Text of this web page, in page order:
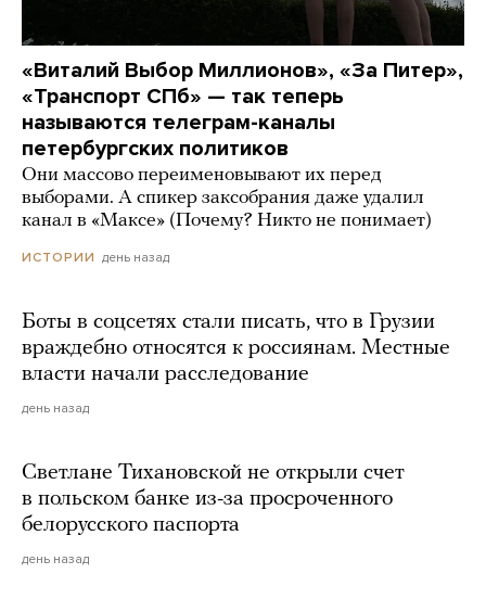
«Виталий Выбор Миллионов», «За Питер»,
«Транспорт СПб» — так теперь
называются телеграм-каналы
петербургских политиков
Они массово переименовывают их перед
выборами. А спикер заксобрания даже удалил
канал в «Максе» (Почему? Никто не понимает)
ИСТОРИИ день назад
Боты в соцсетях стали писать, что в Грузии
враждебно относятся к россиянам. Местные
власти начали расследование
день назад
Светлане Тихановской не открыли счет
в польском банке из-за просроченного
белорусского паспорта
день назад